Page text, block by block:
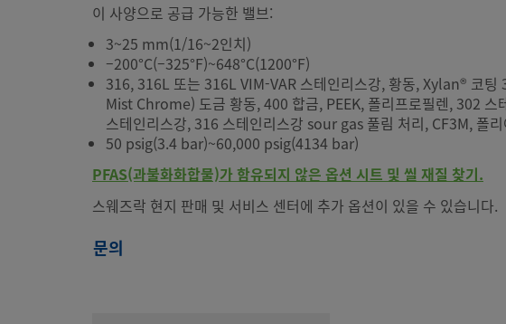
이 사양으로 공급 가능한 밸브:
3~25 mm(1/16~2인치)
–200°C(–325°F)~648°C(1200°F)
316, 316L 또는 316L VIM-VAR 스테인리스강, 황동, Xylan® 코
Mist Chrome) 도금 황동, 400 합금, PEEK, 폴리프로필렌, 302
스테인리스강, 316 스테인리스강 sour gas 풀림 처리, CF3M, 폴리
50 psig(3.4 bar)~60,000 psig(4134 bar)
PFAS(과불화화합물)가 함유되지 않은 옵션 시트 및 씰 재질 찾기.
스웨즈락 현지 판매 및 서비스 센터에 추가 옵션이 있을 수 있습니다.
문의